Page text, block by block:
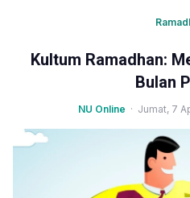
Kultum Ramadhan:
Bulan
NU Online · Jumat, 7